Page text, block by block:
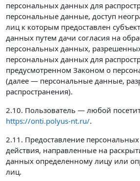
персональных данных для
персональные данные, доступ
лиц к которым предоставлен
данных путем дачи согласия на
персональных данных,
персональных данных для
предусмотренном Законом о
(далее — персональные данные,
распространения).
2.10. Пользователь — любой
https://onti.polyus-nt.ru/.
2.11. Предоставление
действия, направленные на
данных определенному лицу или
лиц.